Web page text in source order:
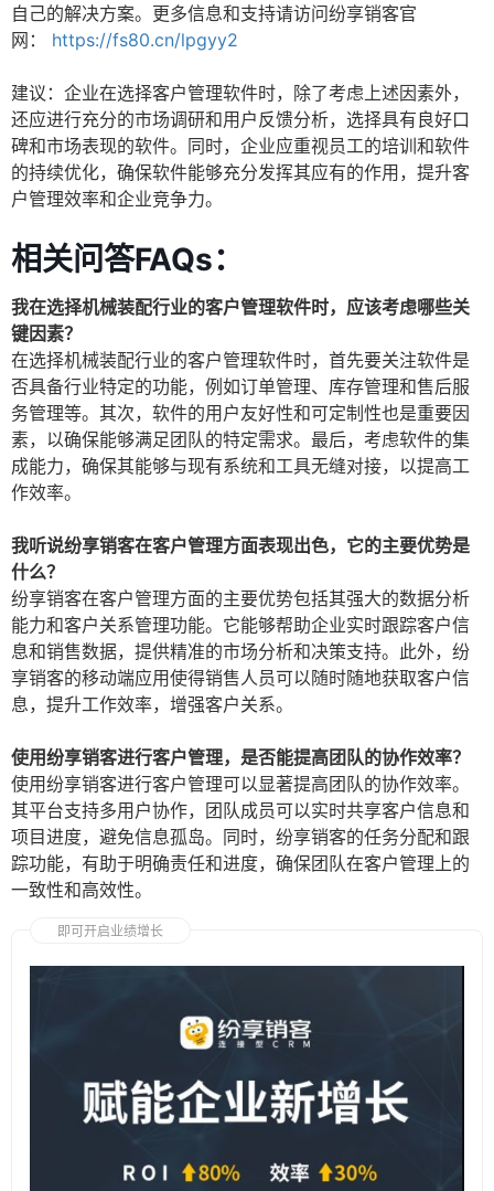
自己的解决方案。更多信息和支持请访问纷享销客官
网：
https://fs80.cn/lpgyy2
建议：企业在选择客户管理软件时，除了考虑上述因素外，
还应进行充分的市场调研和用户反馈分析，选择具有良好口
碑和市场表现的软件。同时，企业应重视员工的培训和软件
的持续优化，确保软件能够充分发挥其应有的作用，提升客
户管理效率和企业竞争力。
相关问答FAQs：
我在选择机械装配行业的客户管理软件时，应该考虑哪些关
键因素？
在选择机械装配行业的客户管理软件时，首先要关注软件是
否具备行业特定的功能，例如订单管理、库存管理和售后服
务管理等。其次，软件的用户友好性和可定制性也是重要因
素，以确保能够满足团队的特定需求。最后，考虑软件的集
成能力，确保其能够与现有系统和工具无缝对接，以提高工
作效率。
我听说纷享销客在客户管理方面表现出色，它的主要优势是
什么？
纷享销客在客户管理方面的主要优势包括其强大的数据分析
能力和客户关系管理功能。它能够帮助企业实时跟踪客户信
息和销售数据，提供精准的市场分析和决策支持。此外，纷
享销客的移动端应用使得销售人员可以随时随地获取客户信
息，提升工作效率，增强客户关系。
使用纷享销客进行客户管理，是否能提高团队的协作效率？
使用纷享销客进行客户管理可以显著提高团队的协作效率。
其平台支持多用户协作，团队成员可以实时共享客户信息和
项目进度，避免信息孤岛。同时，纷享销客的任务分配和跟
踪功能，有助于明确责任和进度，确保团队在客户管理上的
一致性和高效性。
即可开启业绩增长